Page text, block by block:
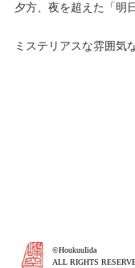
夕方、夜を超えた「明
ミステリアスな雰囲気
©HoukuuIida
ALL RIGHTS